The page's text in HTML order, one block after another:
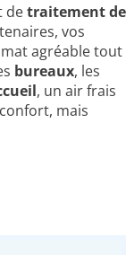
detraitement de
vos
agréable tout
bureaux, les
, un air frais
mais